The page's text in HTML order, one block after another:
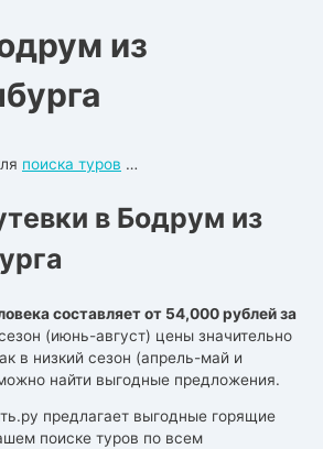
из
поиска туров …
в Бодрум из
составляет от 54,000 рублей за
(июнь-август) цены значительно
в низкий сезон (апрель-май и
найти выгодные предложения.
предлагает выгодные горящие
поиске туров по всем